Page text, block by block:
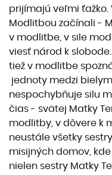
prijímajú veľmi ťažko.
Modlitbou začínali -
v modlitbe, v sile
viesť národ k
tiež v modlitbe
jednoty medzi
nespochybňuje silu
čias - svätej Matky
modlitby, v dôvere k
neustále všetky
misijných domov,
nielen sestry Matky